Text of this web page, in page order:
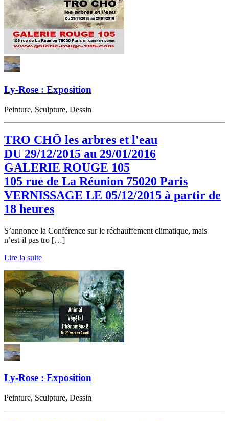
Ly-Rose : Exposition
Peinture, Sculpture, Dessin
TRO CHÖ les arbres et l'eau
DU 29/12/2015 au 29/01/2016
GALERIE ROUGE 105
105 rue de La Réunion 75020 Paris
VERNISSAGE LE 05/12/2015 à partir de
18 heures
S’annonce la Conférence sur le réchauffement climatique, mais
n’est-il pas tro […]
Lire la suite
Ly-Rose : Exposition
Peinture, Sculpture, Dessin